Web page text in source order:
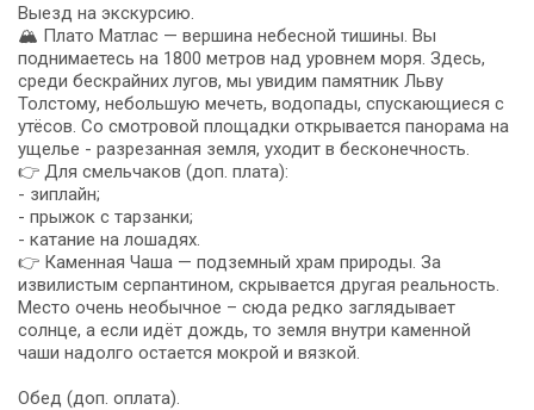
Выезд на экскурсию.
🏔️ Плато Матлас — вершина небесной тишины. Вы
поднимаетесь на 1800 метров над уровнем моря. Здесь,
среди бескрайних лугов, мы увидим памятник Льву
Толстому, небольшую мечеть, водопады, спускающиеся с
утёсов. Со смотровой площадки открывается панорама на
ущелье - разрезанная земля, уходит в бесконечность.
👉 Для смельчаков (доп. плата):
- зиплайн;
- прыжок с тарзанки;
- катание на лошадях.
👉 Каменная Чаша — подземный храм природы. За
извилистым серпантином, скрывается другая реальность.
Место очень необычное – сюда редко заглядывает
солнце, а если идёт дождь, то земля внутри каменной
чаши надолго остается мокрой и вязкой.
Обед (доп. оплата).